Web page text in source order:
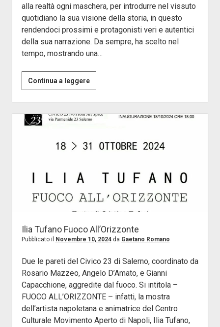
alla realtà ogni maschera, per introdurre nel vissuto
quotidiano la sua visione della storia, in questo
rendendoci prossimi e protagonisti veri e autentici
della sua narrazione. Da sempre, ha scelto nel
tempo, mostrando una…
Continua a leggereIl
mondo
adesso
Ilia Tufano Fuoco All’Orizzonte
Pubblicato il Novembre 10, 2024da Gaetano Romano
Due le pareti del Civico 23 di Salerno, coordinato da
Rosario Mazzeo, Angelo D’Amato, e Gianni
Capacchione, aggredite dal fuoco. Si intitola –
FUOCO ALL’ORIZZONTE – infatti, la mostra
dell’artista napoletana e animatrice del Centro
Culturale Movimento Aperto di Napoli, Ilia Tufano,